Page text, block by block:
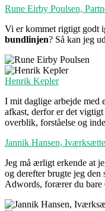
Rune Eirby Poulsen,
Vi er kommet rigtigt godt
bundlinjen? Så kan jeg
Henrik Kepler
I mit daglige arbejde med
afkast, derfor er det
overblik, forståelse og
Jannik Hansen,
Jeg må ærligt erkende at
og derefter brugte jeg
Adwords, forærer du bare